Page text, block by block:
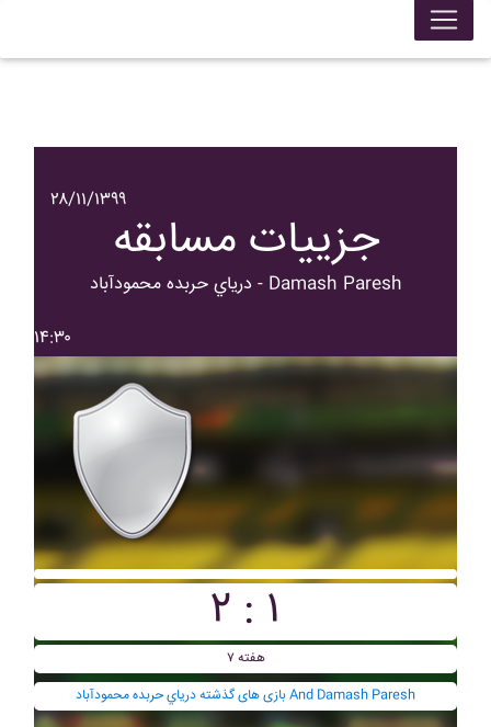
۲۸/۱۱/۱۳۹۹
جزییات مسابقه
درياي حربده محمودآباد - Damash Paresh
۱۴:۳۰
۲ : ۱
هفته ۷
بازی های گذشته درياي حربده محمودآباد And Damash Paresh